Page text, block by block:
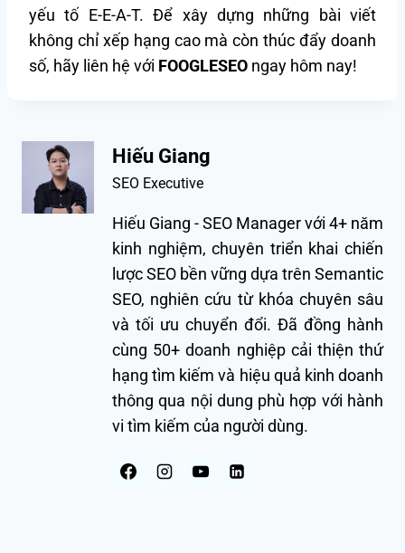
yếu tố E-E-A-T. Để xây dựng những bài viết
không chỉ xếp hạng cao mà còn thúc đẩy doanh
số, hãy liên hệ với FOOGLESEO ngay hôm nay!
Hiếu Giang
SEO Executive
Hiếu Giang - SEO Manager với 4+ năm
kinh nghiệm, chuyên triển khai chiến
lược SEO bền vững dựa trên Semantic
SEO, nghiên cứu từ khóa chuyên sâu
và tối ưu chuyển đổi. Đã đồng hành
cùng 50+ doanh nghiệp cải thiện thứ
hạng tìm kiếm và hiệu quả kinh doanh
thông qua nội dung phù hợp với hành
vi tìm kiếm của người dùng.